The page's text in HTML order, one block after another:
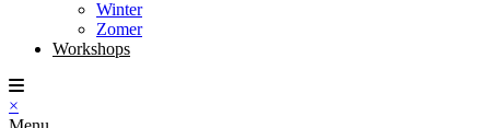
Winter
Zomer
Workshops
×